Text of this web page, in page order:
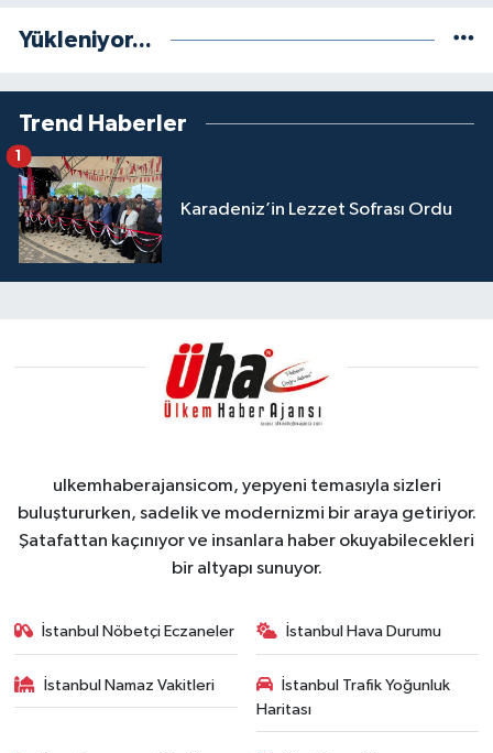
Yükleniyor...
Trend Haberler
Karadeniz’in Lezzet Sofrası Ordu
1
ulkemhaberajansicom, yepyeni temasıyla sizleri
buluştururken, sadelik ve modernizmi bir araya getiriyor.
Şatafattan kaçınıyor ve insanlara haber okuyabilecekleri
bir altyapı sunuyor.
İstanbul Nöbetçi Eczaneler İstanbul Hava Durumu
İstanbul Namaz Vakitleri
İstanbul Trafik Yoğunluk
Haritası